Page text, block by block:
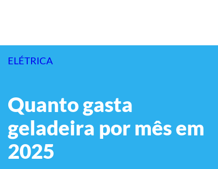
ELÉTRICA
Quanto gasta
geladeira por mês em
2025